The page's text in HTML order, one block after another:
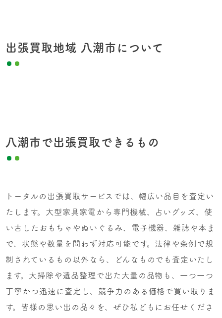
出張買取地域 八潮市について
八潮市で出張買取できるもの
トータルの出張買取サービスでは、幅広い品目を査定い
たします。大型家具家電から専門機械、占いグッズ、使
い古したおもちゃやぬいぐるみ、電子機器、雑誌や本ま
で、状態や数量を問わず対応可能です。法律や条例で規
制されているもの以外なら、どんなものでも査定いたし
ます。大掃除や遺品整理で出た大量の品物も、一つ一つ
丁寧かつ迅速に査定し、競争力のある価格で買い取りま
す。皆様の思い出の品々を、ぜひ私どもにお任せくださ